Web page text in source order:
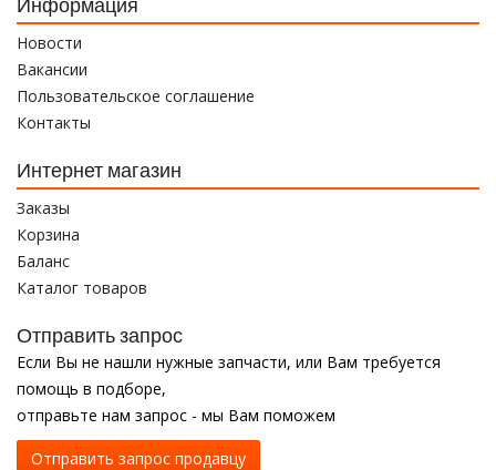
Новости
Вакансии
Пользовательское соглашение
Контакты
Интернет магазин
Заказы
Корзина
Баланс
Каталог товаров
Отправить запрос
Если Вы не нашли нужные запчасти, или Вам требуется
помощь в подборе,
отправьте нам запрос - мы Вам поможем
Отправить запрос продавцу